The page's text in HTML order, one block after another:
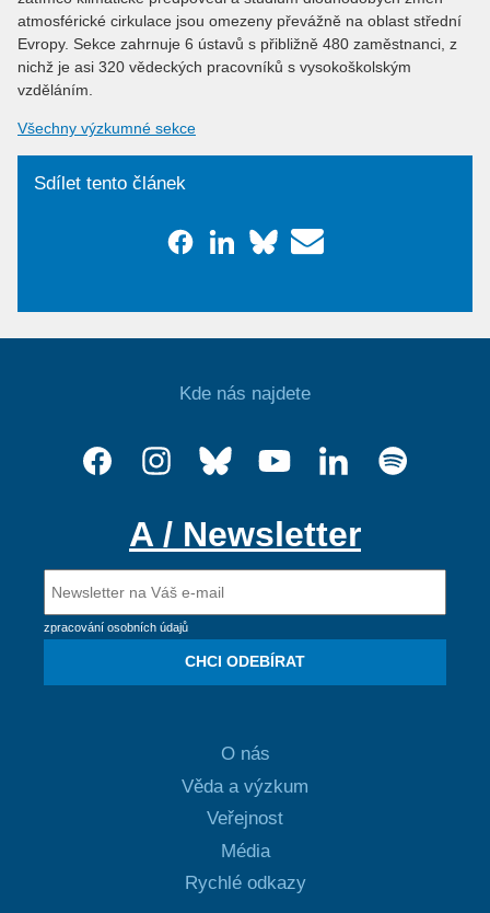
atmosférické cirkulace jsou omezeny převážně na oblast střední
Evropy. Sekce zahrnuje 6 ústavů s přibližně 480 zaměstnanci, z
nichž je asi 320 vědeckých pracovníků s vysokoškolským
vzděláním.
Všechny výzkumné sekce
Sdílet tento článek
Kde nás najdete
A / Newsletter
zpracování osobních údajů
CHCI ODEBÍRAT
O nás
Věda a výzkum
Veřejnost
Média
Rychlé odkazy